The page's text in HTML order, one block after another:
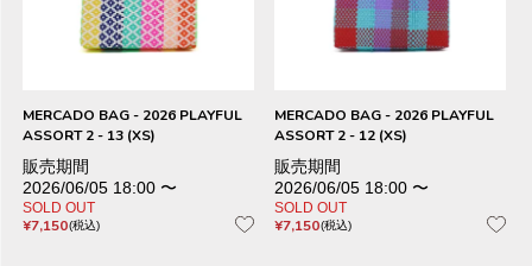
MERCADO BAG - 2026 PLAYFUL
ASSORT 2 - 13 (XS)
販売期間
2026/06/05 18:00 〜
SOLD OUT
¥7,150 税込
MERCADO BAG - 2026 PLAYFUL
ASSORT 2 - 12 (XS)
販売期間
2026/06/05 18:00 〜
SOLD OUT
¥7,150 税込